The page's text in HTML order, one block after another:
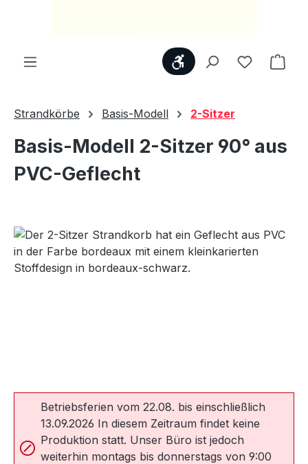
WerkzeugleisteDu hast 0
Strandkörbe Basis-Modell 2-Sitzer
Basis-Modell 2-Sitzer 90° aus
PVC-Geflecht
Bildergalerie überspringen
Betriebsferien vom 22.08. bis einschließlich
13.09.2026 In diesem Zeitraum findet keine
Produktion statt. Unser Büro ist jedoch
weiterhin montags bis donnerstags von 9:00